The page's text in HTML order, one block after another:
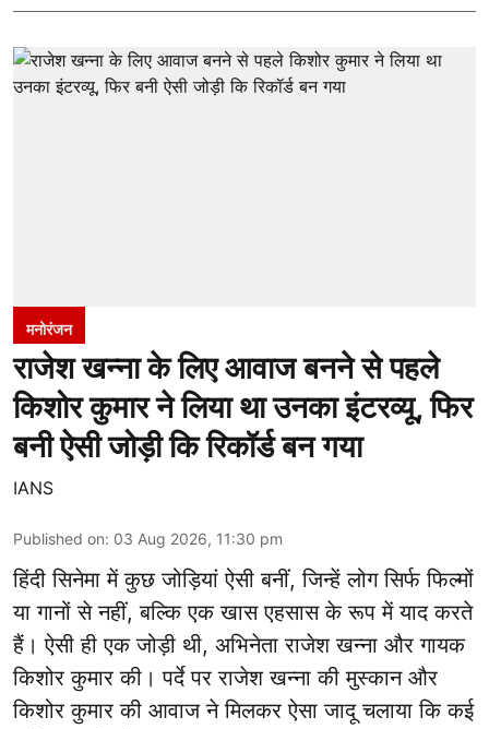
मनोरंजन
राजेश खन्ना के लिए आवाज बनने से पहले
किशोर कुमार ने लिया था उनका इंटरव्यू, फिर
बनी ऐसी जोड़ी कि रिकॉर्ड बन गया
IANS
Published on: 03 Aug 2026, 11:30 pm
हिंदी सिनेमा में कुछ जोड़ियां ऐसी बनीं, जिन्हें लोग सिर्फ फिल्मों
या गानों से नहीं, बल्कि एक खास एहसास के रूप में याद करते
हैं। ऐसी ही एक जोड़ी थी, अभिनेता राजेश खन्ना और गायक
किशोर कुमार की। पर्दे पर राजेश खन्ना की मुस्कान और
किशोर कुमार की आवाजने मिलकर ऐसा जादू चलाया कि कई